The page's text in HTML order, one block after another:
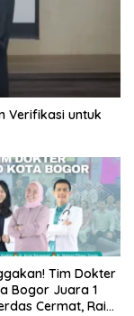
Verifikasi untuk
Tim Dokter
Bogor Juara 1
Cermat, Raih